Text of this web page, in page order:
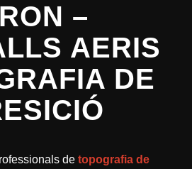
–
AERIS
DE
de topografia de